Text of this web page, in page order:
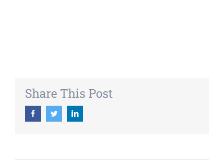
Share This Post
FacebookTwitterLinkedin